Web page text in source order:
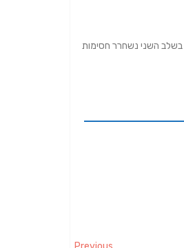
השני נשחרר חסימות